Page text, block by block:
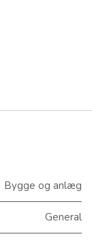
Bygge og anlæg
General